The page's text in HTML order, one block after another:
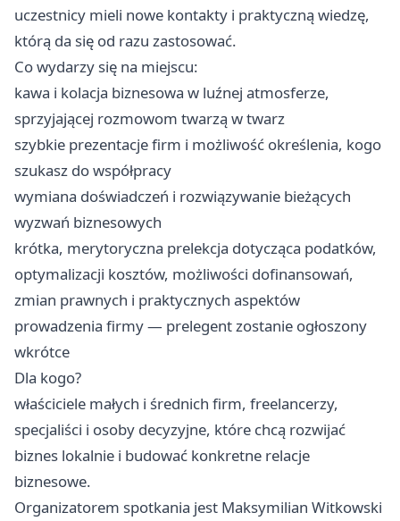
uczestnicy mieli nowe kontakty i praktyczną wiedzę,
którą da się od razu zastosować.
Co wydarzy się na miejscu:
kawa i kolacja biznesowa w luźnej atmosferze,
sprzyjającej rozmowom twarzą w twarz
szybkie prezentacje firm i możliwość określenia, kogo
szukasz do współpracy
wymiana doświadczeń i rozwiązywanie bieżących
wyzwań biznesowych
krótka, merytoryczna prelekcja dotycząca podatków,
optymalizacji kosztów, możliwości dofinansowań,
zmian prawnych i praktycznych aspektów
prowadzenia firmy — prelegent zostanie ogłoszony
wkrótce
Dla kogo?
właściciele małych i średnich firm, freelancerzy,
specjaliści i osoby decyzyjne, które chcą rozwijać
biznes lokalnie i budować konkretne relacje
biznesowe.
Organizatorem spotkania jest Maksymilian Witkowski